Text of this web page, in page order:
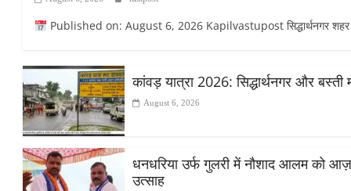
Published on: August 6, 2026 Kapilvastupost सिद्धार्थनगर शहर के
कांवड़ यात्रा 2026: सिद्धार्थनगर और
August 6, 2026
धनधरिया उर्फ गुलरी में नौशाद आलम को
उत्साह